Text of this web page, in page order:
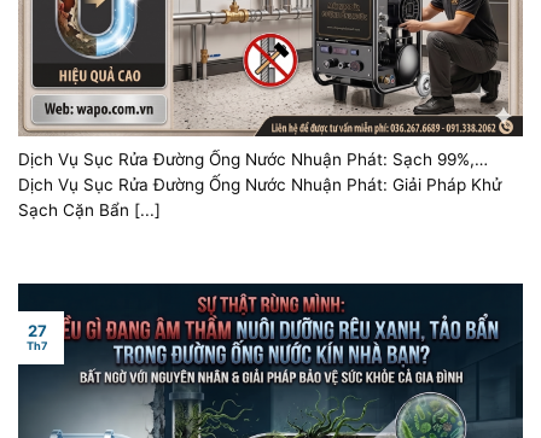
Dịch Vụ Sục Rửa Đường Ống Nước Nhuận Phát: Sạch 99%,
Không Đục Phá
Dịch Vụ Sục Rửa Đường Ống Nước Nhuận Phát: Giải Pháp Khử
Sạch Cặn Bẩn [...]
27
Th7